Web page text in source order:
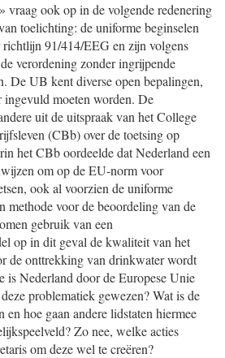
vraag ook op in de volgende redenering
toelichting: de uniforme beginselen
91/414/EEG en zijn volgens
verordening zonder ingrijpende
De UB kent diverse open bepalingen,
ingevuld moeten worden. De
uit de uitspraak van het College
(CBb) over de toetsing op
het CBb oordeelde dat Nederland een
om op de EU-norm voor
ook al voorzien de uniforme
methode voor de beoordeling van de
gebruik van een
op in dit geval de kwaliteit van het
de onttrekking van drinkwater wordt
is Nederland door de Europese Unie
problematiek gewezen? Wat is de
en hoe gaan andere lidstaten hiermee
Zo nee, welke acties
om deze wel te creëren?